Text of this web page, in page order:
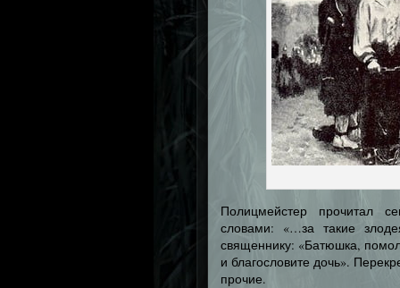
Полицмейстер прочитал
словами: «…за такие
священнику: «Батюшка,
и благословите дочь».
прочие.